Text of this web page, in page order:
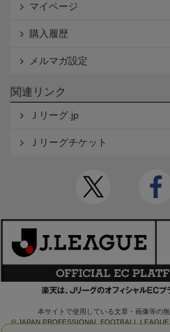
マイページ
購入履歴
メルマガ設定
関連リンク
Ｊリーグ.jp
Ｊリーグチケット
本サイトで使用している文章・画像等の
© JAPAN PROFESSIONAL FOOTBALL